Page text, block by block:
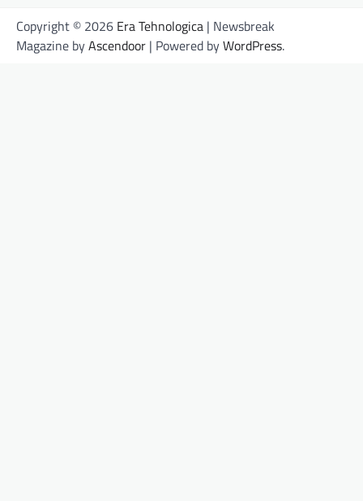
Copyright © 2026 Era Tehnologica | Newsbreak
Magazine byAscendoor | Powered byWordPress.